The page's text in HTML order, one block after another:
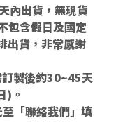
內出貨，無現貨
包含假日及國定
出貨，非常感謝
製後約30~45天
)。
「聯絡我們」填